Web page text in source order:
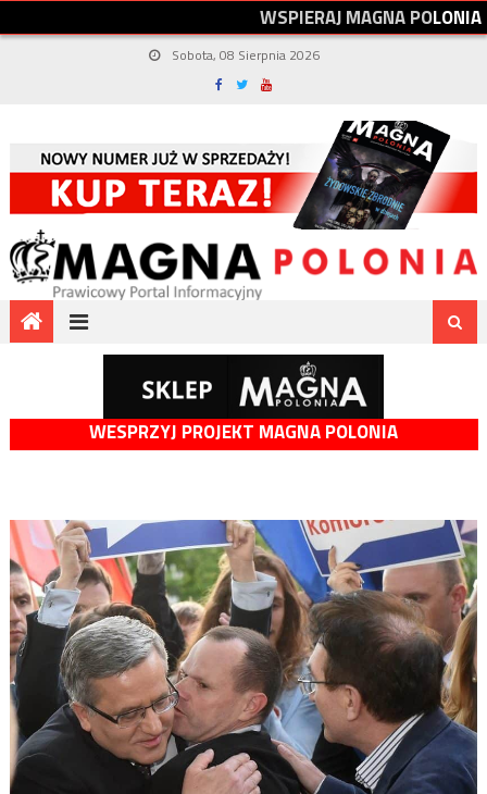
WSPIERAJMAGNAPOLONIA
Sobota, 08 Sierpnia 2026
WESPRZYJ PROJEKT MAGNA POLONIA